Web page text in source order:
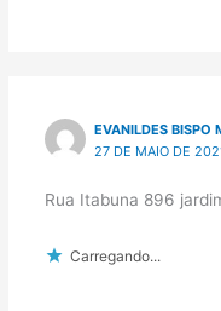
EVANILDES BISPO
27 DE MAIO DE
Rua Itabuna 896
Carregando...